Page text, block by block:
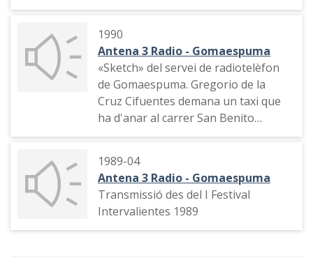
1990
Antena 3 Radio - Gomaespuma
«Sketch» del servei de radiotelèfon
de Gomaespuma. Gregorio de la
Cruz Cifuentes demana un taxi que
ha d'anar al carrer San Benito
Bercimuelle, 27.
1989-04
Antena 3 Radio - Gomaespuma
Transmissió des del I Festival
Intervalientes 1989